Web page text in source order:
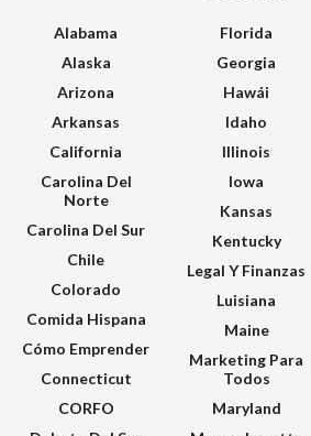
Alabama
Alaska
Arizona
Arkansas
California
Carolina Del
Norte
Carolina Del Sur
Chile
Colorado
Comida Hispana
Cómo Emprender
Connecticut
CORFO
Florida
Georgia
Hawái
Idaho
Illinois
Iowa
Kansas
Kentucky
Legal Y Finanzas
Luisiana
Maine
Marketing Para
Todos
Maryland